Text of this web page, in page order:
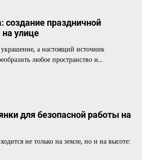
создание праздничной
улице
а настоящий источник
любое пространство и…
для безопасной работы на
не только на земле, но и на высоте: